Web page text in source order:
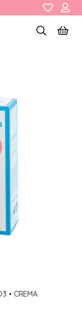
• CREMA